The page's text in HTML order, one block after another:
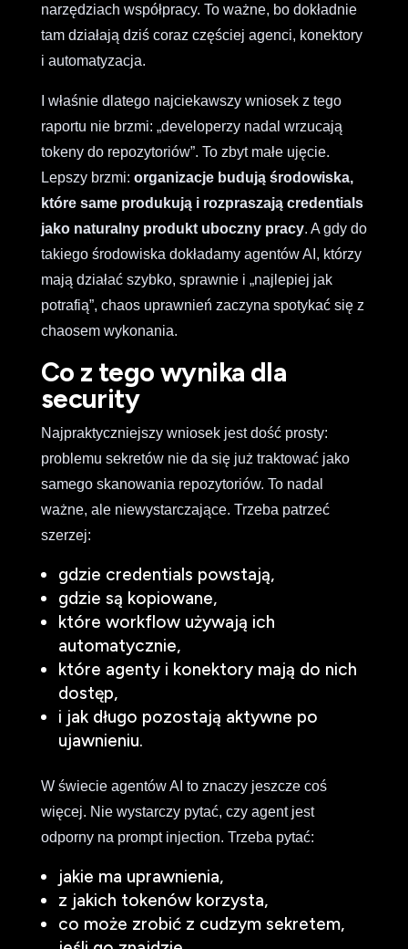
narzędziach współpracy. To ważne, bo dokładnie
tam działają dziś coraz częściej agenci, konektory
i automatyzacja.
I właśnie dlatego najciekawszy wniosek z tego
raportu nie brzmi: „developerzy nadal wrzucają
tokeny do repozytoriów”. To zbyt małe ujęcie.
Lepszy brzmi: organizacje budują środowiska,
które same produkują i rozpraszają credentials
jako naturalny produkt uboczny pracy. A gdy do
takiego środowiska dokładamy agentów AI, którzy
mają działać szybko, sprawnie i „najlepiej jak
potrafią”, chaos uprawnień zaczyna spotykać się z
chaosem wykonania.
Co z tego wynika dla
security
Najpraktyczniejszy wniosek jest dość prosty:
problemu sekretów nie da się już traktować jako
samego skanowania repozytoriów. To nadal
ważne, ale niewystarczające. Trzeba patrzeć
szerzej:
gdzie credentials powstają,
gdzie są kopiowane,
które workflow używają ich
automatycznie,
które agenty i konektory mają do nich
dostęp,
i jak długo pozostają aktywne po
ujawnieniu.
W świecie agentów AI to znaczy jeszcze coś
więcej. Nie wystarczy pytać, czy agent jest
odporny na prompt injection. Trzeba pytać:
jakie ma uprawnienia,
z jakich tokenów korzysta,
co może zrobić z cudzym sekretem,